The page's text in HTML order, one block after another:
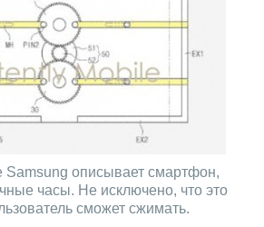
Samsung описывает смартфон,
часы. Не исключено, что это
сможет сжимать.